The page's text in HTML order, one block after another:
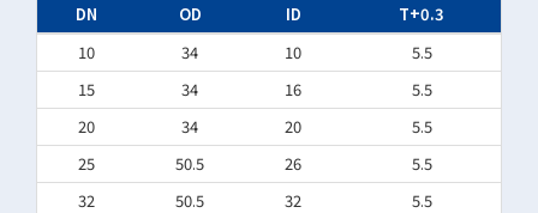
DN OD ID
T+0.3
10
34 10
5.5
15
34 16
5.5
20
34 20
5.5
25
50.5 26
5.5
32
50.5 32
5.5